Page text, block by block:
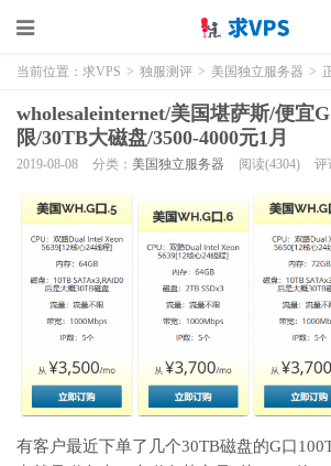
当前位置： 求VPS > 独服测评 > 美国独立服务器 >
wholesaleinternet/美国堪萨斯/便宜
限/30TB大磁盘/3500-4000元1月
2019-08-08 分类： 美国独立服务器 阅读(4304) 评
有客户最近下单了几个30TB磁盘的G口